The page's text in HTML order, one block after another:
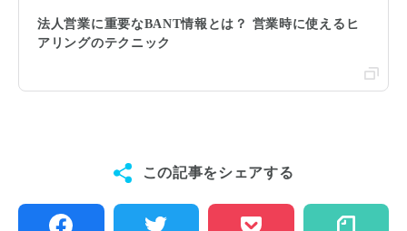
法人営業に重要なBANT情報とは？ 営業時に使えるヒ
アリングのテクニック
この記事をシェアする